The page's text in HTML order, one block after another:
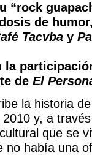
“rock
de
Tacvba y
la
de El
la historia
y, a
que se
no había una